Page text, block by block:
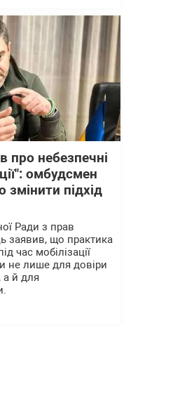
про небезпечні
омбудсмен
змінити підхід
Ради з прав
заявив, що практика
час мобілізації
не лише для довіри
а й для